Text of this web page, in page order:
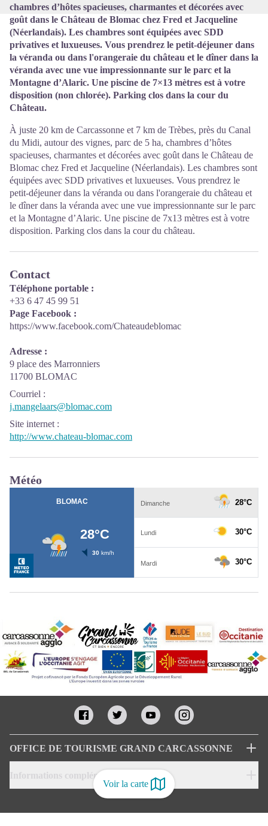
Voir la carte
chambres d’hôtes spacieuses, charmantes et décorées avec
goût dans le Château de Blomac chez Fred et Jacqueline
(Néerlandais). Les chambres sont équipées avec SDD
privatives et luxueuses. Vous prendrez le petit-déjeuner dans
la véranda ou dans l'orangeraie du château et le dîner dans la
véranda avec une vue impressionnante sur le parc et la
Montagne d’Alaric. Une piscine de 7×13 mètres est à votre
disposition (non chlorée). Parking clos dans la cour du
Château.
À juste 20 km de Carcassonne et 7 km de Trèbes, près du Canal
du Midi, autour des vignes, parc de 5 ha, chambres d’hôtes
spacieuses, charmantes et décorées avec goût dans le Château de
Blomac chez Fred et Jacqueline (Néerlandais). Les chambres sont
équipées avec SDD privatives et luxueuses. Vous prendrez le
petit-déjeuner dans la véranda ou dans l'orangeraie du château et
le dîner dans la véranda avec une vue impressionnante sur le parc
et la Montagne d’Alaric. Une piscine de 7x13 mètres est à votre
disposition. Parking clos dans la cour du château.
Contact
Téléphone portable :
+33 6 47 45 99 51
Page Facebook :
https://www.facebook.com/Chateaudeblomac
Adresse :
9 place des Marronniers
11700 BLOMAC
Courriel :
j.mangelaars@blomac.com
Site internet :
http://www.chateau-blomac.com
Météo
OFFICE DE TOURISME GRAND CARCASSONNE
Informations complémentaires